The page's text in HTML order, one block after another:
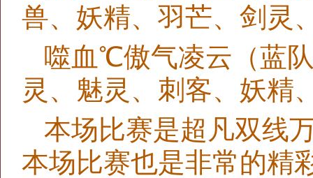
兽、妖精、羽芒、剑灵
噬血℃傲气凌云（蓝
灵、魅灵、刺客、妖精
本场比赛是超凡双线
本场比赛也是非常的精